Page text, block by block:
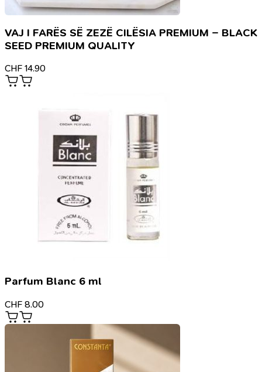
VAJ I FARËS SË ZEZË CILËSIA PREMIUM – BLACK
SEED PREMIUM QUALITY
CHF 14.90
Parfum Blanc 6 ml
CHF 8.00